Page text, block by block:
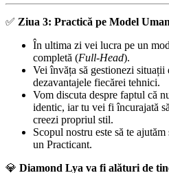
✅️ Ziua 3: Practică pe Model Uman
În ultima zi vei lucra pe un
completă (Full-Head).
Vei învăța să gestionezi
dezavantajele fiecărei tehnici.
Vom discuta despre faptul că
identic, iar tu vei fi încurajată
creezi propriul stil.
Scopul nostru este să te
un Practicant.
💎 Diamond Lya va fi alături de